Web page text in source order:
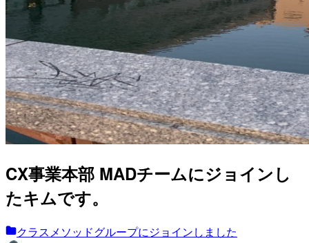
CX事業本部 MADチームにジョインし
たキムです。
クラスメソッドグループにジョインしました